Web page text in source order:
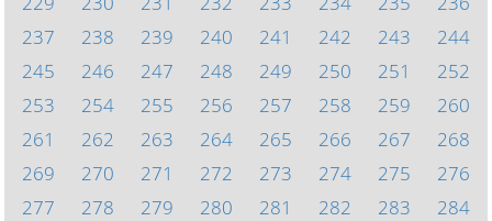
237
238 239 240 241 242 243
244
245
246 247 248 249 250 251
252
253
254 255 256 257 258 259
260
261
262 263 264 265 266 267
268
269
270 271 272 273 274 275
276
277
278 279 280 281 282 283
284